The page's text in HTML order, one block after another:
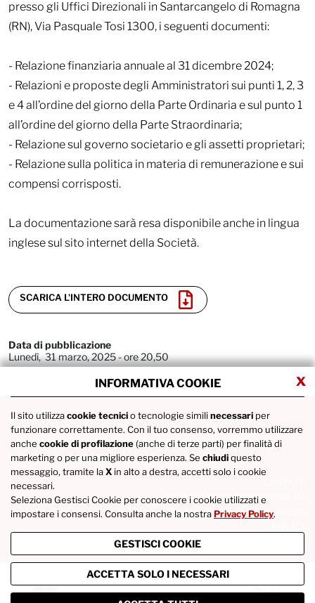
x
INFORMATIVA COOKIE
Il sito utilizzacookie tecnicio tecnologie similinecessari per
funzionare correttamente. Con il tuo consenso, vorremmo utilizzare
anche cookie di profilazione(anche di terze parti) per finalità di
marketing o per una migliore esperienza. Se chiudiquesto
messaggio, tramite laX in alto a destra, accetti solo i cookie
necessari.
Seleziona Gestisci Cookie per conoscere i cookie utilizzati e
impostare i consensi. Consulta anche la nostraPrivacy Policy.
GESTISCI COOKIE
ACCETTA SOLO I NECESSARI
presso gli Uffici Direzionali in Santarcangelo di Romagna
(RN), Via Pasquale Tosi 1300, i seguenti documenti:
- Relazione finanziaria annuale al 31 dicembre 2024;
- Relazioni e proposte degli Amministratori sui punti 1, 2, 3
e 4 all’ordine del giorno della Parte Ordinaria e sul punto 1
all’ordine del giorno della Parte Straordinaria;
- Relazione sul governo societario e gli assetti proprietari;
- Relazione sulla politica in materia di remunerazione e sui
compensi corrisposti.
La documentazione sarà resa disponibile anche in lingua
inglese sul sito internet della Società.
SCARICA L'INTERO DOCUMENTO
Data di pubblicazione
Lunedì, 31 marzo, 2025 - ore 20,50
MARR SpA
via Spagna 20 - 47921 Rimini
Tel. +39 0541746111 / Fax +39 0541742422 / P.IVA IT02686290400 /
COD. FISC. 01836980365
DICHIARAZIONE DI ACCESSIBILITÀ
SEGNALAZIONI DI ACCESSIBILITÀ